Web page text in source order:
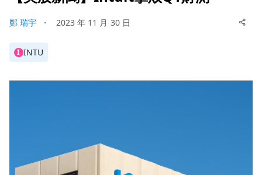
鄭 瑞宇 ・ 2023 年 11 月 30 日
I INTU